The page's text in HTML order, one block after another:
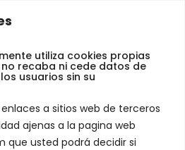
utiliza cookies propias
recaba ni cede datos de
usuarios sin su
a sitios web de terceros
ajenas a la pagina web
que usted podrá decidir si